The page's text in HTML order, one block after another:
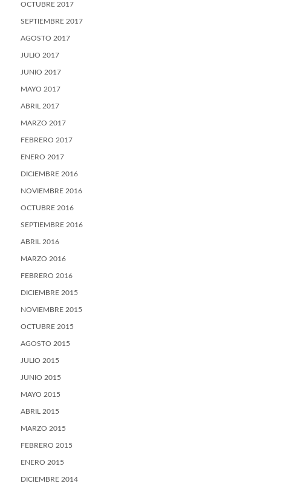
OCTUBRE 2017
SEPTIEMBRE 2017
AGOSTO 2017
JULIO 2017
JUNIO 2017
MAYO 2017
ABRIL 2017
MARZO 2017
FEBRERO 2017
ENERO 2017
DICIEMBRE 2016
NOVIEMBRE 2016
OCTUBRE 2016
SEPTIEMBRE 2016
ABRIL 2016
MARZO 2016
FEBRERO 2016
DICIEMBRE 2015
NOVIEMBRE 2015
OCTUBRE 2015
AGOSTO 2015
JULIO 2015
JUNIO 2015
MAYO 2015
ABRIL 2015
MARZO 2015
FEBRERO 2015
ENERO 2015
DICIEMBRE 2014